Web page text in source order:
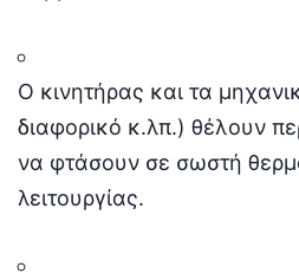
Ο κινητήρας και τα
διαφορικό κ.λπ.) θέλουν
να φτάσουν σε σωστή
λειτουργίας.